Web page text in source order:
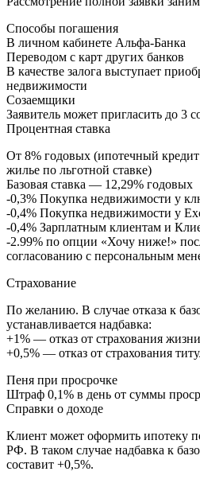
Способы погашения
В личном кабинете Альфа-Банка
Переводом с карт других банков
В качестве залога выступает
недвижимости
Созаемщики
Заявитель может пригласить до 3
Процентная ставка
От 8% годовых (ипотечный кредит
жилье по льготной ставке)
Базовая ставка — 12,29% годовых
-0,3% Покупка недвижимости у
-0,4% Покупка недвижимости у
-0,4% Зарплатным клиентам и
-2.99% по опции «Хочу ниже!»
согласованию с персональным
Страхование
По желанию. В случае отказа к
устанавливается надбавка:
+1% — отказ от страхования жизни
+0,5% — отказ от страхования
Пеня при просрочке
Штраф 0,1% в день от суммы
Справки о доходе
Клиент может оформить ипотеку
РФ. В таком случае надбавка к
составит +0,5%.